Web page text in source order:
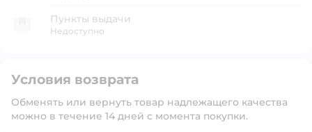
Пункты выдачи
Недоступно
Условия возврата
Обменять или вернуть товар надлежащего качества
можно в течение 14 дней с момента покупки.